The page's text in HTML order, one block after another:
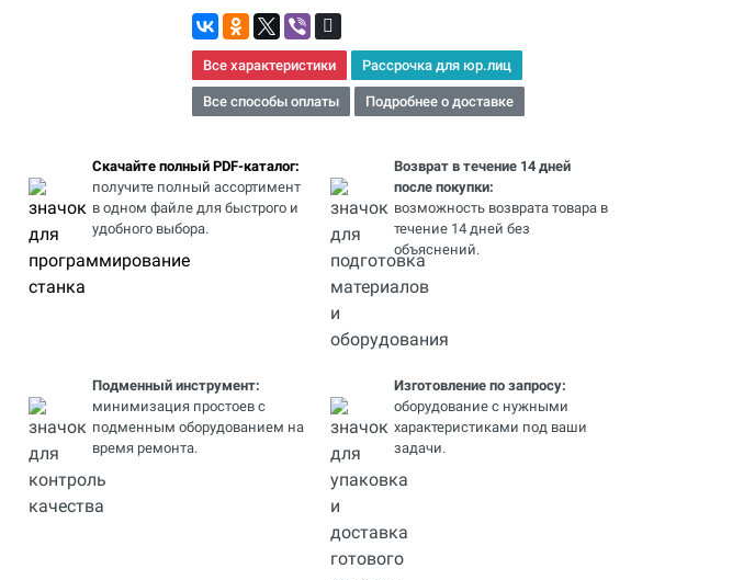
Все характеристики Рассрочка для юр.лиц
Все способы оплаты Подробнее о доставке
Скачайте полный PDF-каталог:
получите полный ассортимент
в одном файле для быстрого и
удобного выбора.
Возврат в течение 14 дней
после покупки:
возможность возврата товара в
течение 14 дней без
объяснений.
Подменный инструмент:
минимизация простоев с
подменным оборудованием на
время ремонта.
Изготовление по запросу:
оборудование с нужными
характеристиками под ваши
задачи.